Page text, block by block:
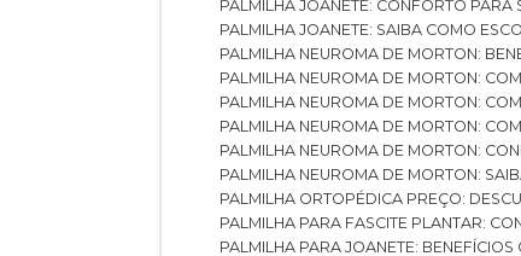
PALMILHA JOANETE: CONFORTO PARA
PALMILHA JOANETE: SAIBA COMO
PALMILHA NEUROMA DE MORTON:
PALMILHA NEUROMA DE MORTON:
PALMILHA NEUROMA DE MORTON:
PALMILHA NEUROMA DE MORTON:
PALMILHA NEUROMA DE MORTON:
PALMILHA NEUROMA DE MORTON:
PALMILHA ORTOPÉDICA PREÇO:
PALMILHA PARA FASCITE PLANTAR:
PALMILHA PARA JOANETE: